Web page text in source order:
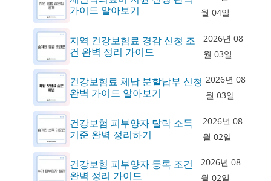
가이드 알아보기
월 04일
지역 건강보험료 경감 신청 조
건 완벽 정리 가이드
2026년 08
월 03일
건강보험료 체납 분할납부 신청
완벽 가이드 알아보기
2026년 08
월 03일
건강보험 피부양자 탈락 소득
기준 완벽 정리하기
2026년 08
월 02일
건강보험 피부양자 등록 조건
완벽 정리 가이드
2026년 08
월 02일